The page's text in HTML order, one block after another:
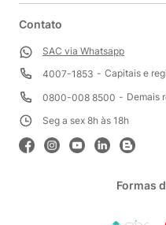
Contato
SAC via Whatsapp
4007-1853
Capitais e
0800-008 8500
Demais
Seg a sex 8h às 18h
Formas